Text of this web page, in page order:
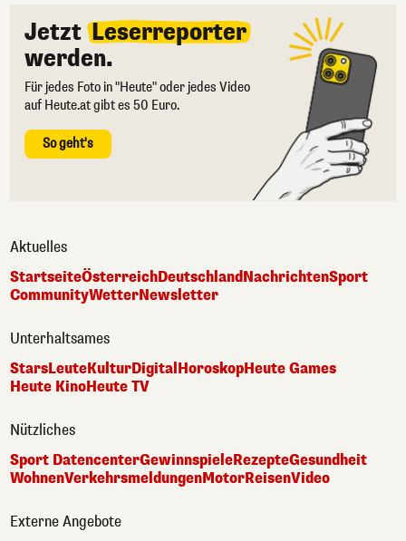
Jetzt Leserreporter
werden.
Für jedes Foto in "Heute" oder jedes Video
auf Heute.at gibt es 50 Euro.
So geht's
Aktuelles
StartseiteÖsterreichDeutschlandNachrichtenSport
CommunityWetterNewsletter
Unterhaltsames
StarsLeuteKulturDigital HoroskopHeute Games
Heute KinoHeute TV
Nützliches
Sport DatencenterGewinnspieleRezepteGesundheit
WohnenVerkehrsmeldungenMotorReisenVideo
Externe Angebote